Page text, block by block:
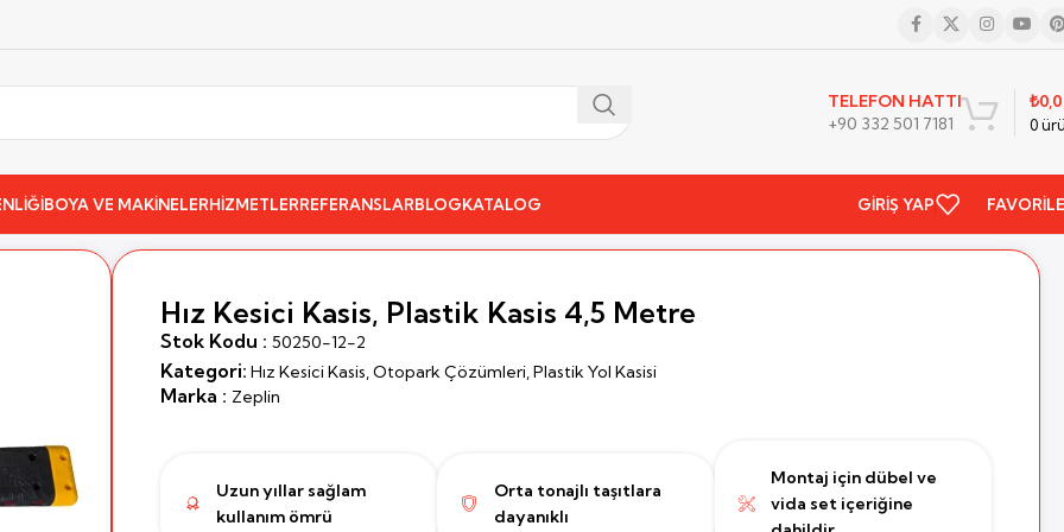
TELEFON HATTI
+90 332 501 7181
0
₺
BOYA VE MAKİNELERHİZMETLERREFERANSLARBLOGKATALOG GIRIŞ YAP
Hız Kesici Kasis, Plastik Kasis 4,5 Metre
Hız Kesici Kasis, Plastik Kasis 4,5 Metre
Stok Kodu : 50250-12-2
Kategori: Hız Kesici Kasis,Otopark Çözümleri,Plastik Yol Kasisi
Marka : Zeplin
Uzun yıllar sağlam
kullanım ömrü
Orta tonajlı taşıtlara
dayanıklı
Montaj için dübel ve
vida set içeriğine